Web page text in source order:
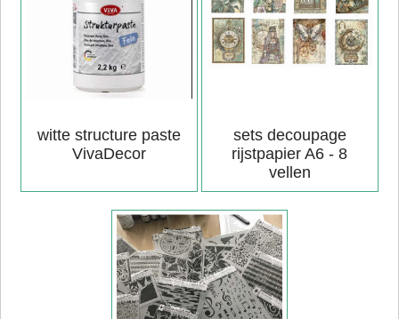
witte structure paste
VivaDecor
sets decoupage
rijstpapier A6 - 8
vellen